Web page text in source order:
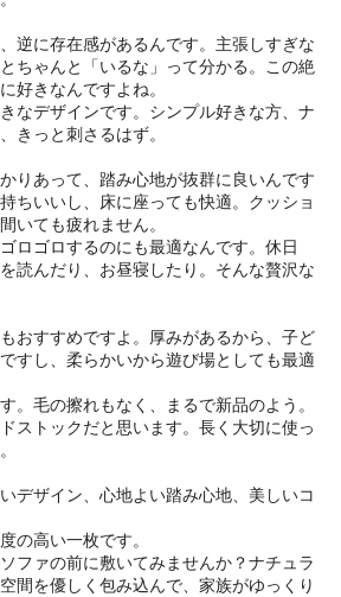
逆に存在感があるんです。主張しすぎな
ちゃんと「いるな」って分かる。この絶
好きなんですよね。
なデザインです。シンプル好きな方、ナ
きっと刺さるはず。
りあって、踏み心地が抜群に良いんです
ちいいし、床に座っても快適。クッショ
いても疲れません。
ロゴロするのにも最適なんです。休日
読んだり、お昼寝したり。そんな贅沢な
おすすめですよ。厚みがあるから、子ど
すし、柔らかいから遊び場としても最適
。毛の擦れもなく、まるで新品のよう。
ストックだと思います。長く大切に使っ
デザイン、心地よい踏み心地、美しいコ
の高い一枚です。
ファの前に敷いてみませんか？ナチュラ
間を優しく包み込んで、家族がゆっくり